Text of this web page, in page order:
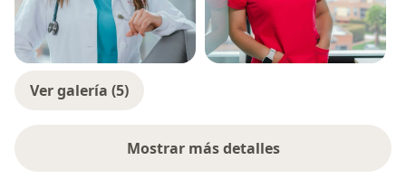
Ver galería (5)
Mostrar más detalles
sobre la experiencia